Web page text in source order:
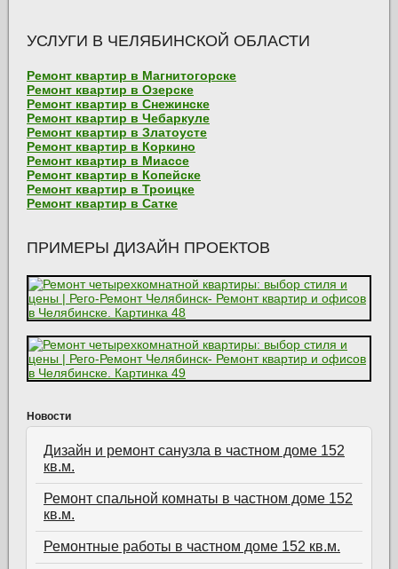
УСЛУГИ В ЧЕЛЯБИНСКОЙ ОБЛАСТИ
Ремонт квартир в Магнитогорске
Ремонт квартир в Озерске
Ремонт квартир в Снежинске
Ремонт квартир в Чебаркуле
Ремонт квартир в Златоусте
Ремонт квартир в Коркино
Ремонт квартир в Миассе
Ремонт квартир в Копейске
Ремонт квартир в Троицке
Ремонт квартир в Сатке
ПРИМЕРЫ ДИЗАЙН ПРОЕКТОВ
Новости
Дизайн и ремонт санузла в частном доме 152
кв.м.
Ремонт спальной комнаты в частном доме 152
кв.м.
Ремонтные работы в частном доме 152 кв.м.